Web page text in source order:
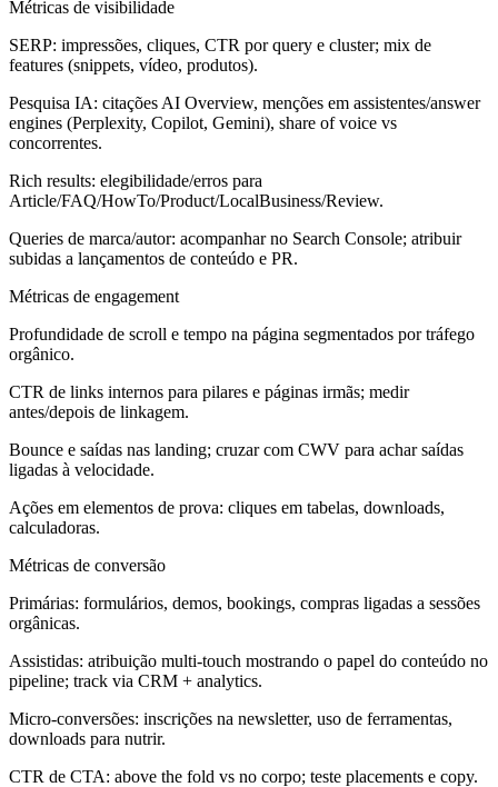
Métricas de visibilidade
SERP: impressões, cliques, CTR por query e cluster; mix de
features (snippets, vídeo, produtos).
Pesquisa IA: citações AI Overview, menções em assistentes/answer
engines (Perplexity, Copilot, Gemini), share of voice vs
concorrentes.
Rich results: elegibilidade/erros para
Article/FAQ/HowTo/Product/LocalBusiness/Review.
Queries de marca/autor: acompanhar no Search Console; atribuir
subidas a lançamentos de conteúdo e PR.
Métricas de engagement
Profundidade de scroll e tempo na página segmentados por tráfego
orgânico.
CTR de links internos para pilares e páginas irmãs; medir
antes/depois de linkagem.
Bounce e saídas nas landing; cruzar com CWV para achar saídas
ligadas à velocidade.
Ações em elementos de prova: cliques em tabelas, downloads,
calculadoras.
Métricas de conversão
Primárias: formulários, demos, bookings, compras ligadas a sessões
orgânicas.
Assistidas: atribuição multi-touch mostrando o papel do conteúdo no
pipeline; track via CRM + analytics.
Micro-conversões: inscrições na newsletter, uso de ferramentas,
downloads para nutrir.
CTR de CTA: above the fold vs no corpo; teste placements e copy.